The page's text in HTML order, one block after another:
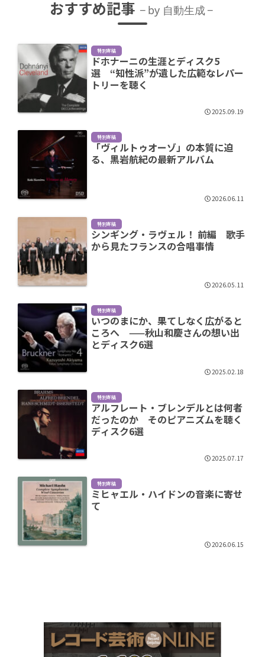
おすすめ記事 by 自動生成
特別寄稿
ドホナーニの生涯とディスク5
選 “知性派”が遺した広範なレパー
トリーを聴く
2025.09.19
特別寄稿
「ヴィルトゥオーゾ」の本質に迫
る、黒岩航紀の最新アルバム
2026.06.11
特別寄稿
シンギング・ラヴェル！ 前編 歌手
から見たフランスの合唱事情
2026.05.11
特別寄稿
いつのまにか、果てしなく広がると
ころへ ——秋山和慶さんの想い出
とディスク6選
2025.02.18
特別寄稿
アルフレート・ブレンデルとは何者
だったのか そのピアニズムを聴く
ディスク6選
2025.07.17
特別寄稿
ミヒャエル・ハイドンの音楽に寄せ
て
2026.06.15